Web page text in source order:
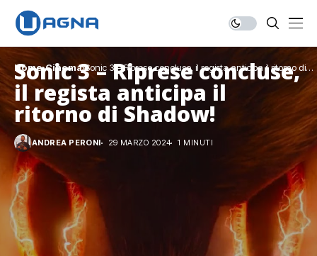
Home Cinema Sonic 3 – Riprese concluse, il regista anticipa il ritorno di
Shadow!
Sonic 3 – Riprese concluse,
il regista anticipa il
ritorno di Shadow!
ANDREA PERONI 29 MARZO 2024 1 MINUTI